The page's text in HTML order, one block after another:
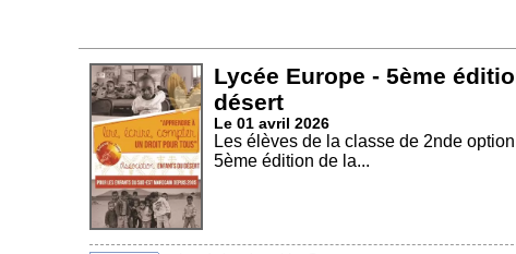
Lycée Europe - 5ème
désert
Le 01 avril 2026
Les élèves de la classe de 2nde
5ème édition de la...